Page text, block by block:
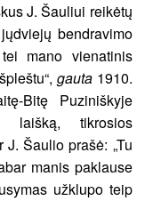
J. Šauliui reikėtų
bendravimo
mano vienatinis
gauta1910.
Bitę Puziniškyje
laišką, tikrosios
Šaulio prašė: „Tu
manis paklause
užklupo teip